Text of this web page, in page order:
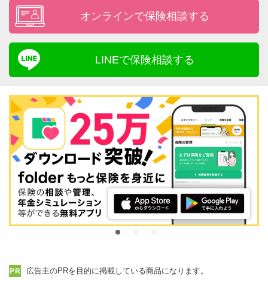
オンラインで保険相談する
LINEで保険相談する
広告主のPRを目的に掲載している商品になります。